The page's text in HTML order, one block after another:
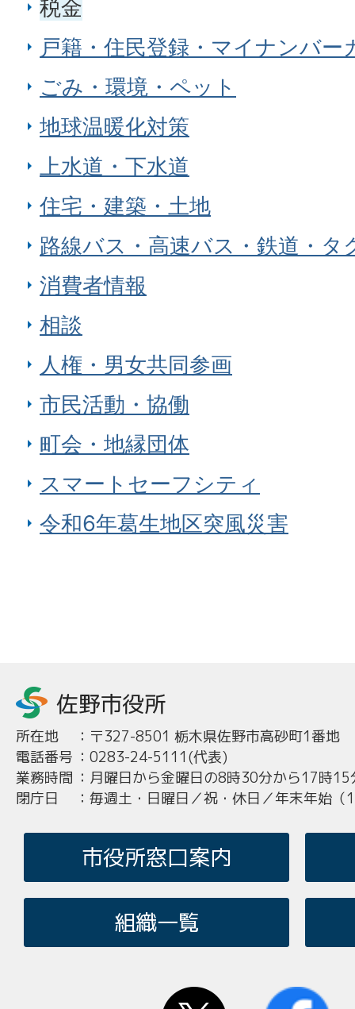
税金
戸籍・住民登録・マイナンバー
ごみ・環境・ペット
地球温暖化対策
上水道・下水道
住宅・建築・土地
路線バス・高速バス・鉄道・タ
消費者情報
相談
人権・男女共同参画
市民活動・協働
町会・地縁団体
スマートセーフシティ
令和6年葛生地区突風災害
所在地 ： 〒327-8501 栃木県佐野市高砂町1番地
電話番号 ： 0283-24-5111(代表)
業務時間 ： 月曜日から金曜日の8時30分から17時15
閉庁日
： 毎週土・日曜日／祝・休日／年末年始
市役所窓口案内
組織一覧